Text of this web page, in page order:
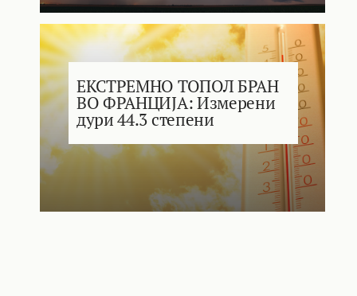
ЕКСТРЕМНО ТОПОЛ БРАН
ВО ФРАНЦИЈА: Измерени
дури 44.3 степени